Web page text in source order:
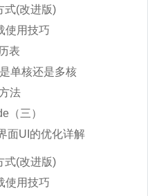
式(改进版)
使用技巧
表
单核还是多核
法
（三）
面UI的优化详解
式(改进版)
使用技巧